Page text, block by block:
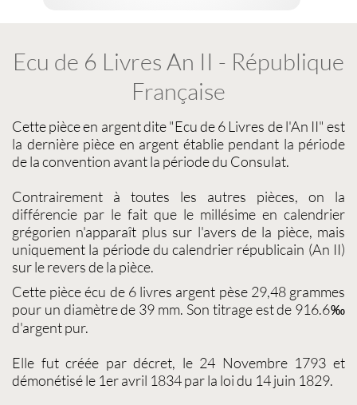
Ecu de 6 Livres An II - République
Française
Cettepièce en argentdite "Ecu de 6 Livres de l'An II" est
la dernière pièce en argent établie pendant la période
de la convention avant la période du Consulat.
Contrairement à toutes les autres pièces, on la
différencie par le fait que le millésime en calendrier
grégorien n'apparaît plus sur l'avers de la pièce, mais
uniquement la période du calendrier républicain (An II)
sur le revers de la pièce.
Cette pièce écu de 6 livres argent pèse 29,48 grammes
pour un diamètre de 39 mm. Son titrage est de 916.6‰
d'argent pur.
Elle fut créée par décret, le 24 Novembre 1793 et
démonétisé le 1er avril 1834 par la loi du 14 juin 1829.